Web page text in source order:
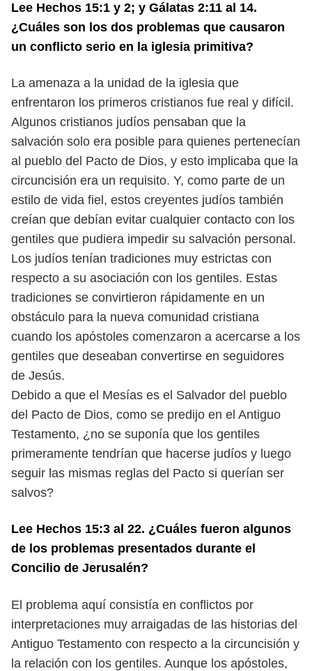
Lee Hechos 15:1 y 2; y Gálatas 2:11 al 14.
¿Cuáles son los dos problemas que causaron
un conflicto serio en la iglesia primitiva?
La amenaza a la unidad de la iglesia que
enfrentaron los primeros cristianos fue real y difícil.
Algunos cristianos judíos pensaban que la
salvación solo era posible para quienes pertenecían
al pueblo del Pacto de Dios, y esto implicaba que la
circuncisión era un requisito. Y, como parte de un
estilo de vida fiel, estos creyentes judíos también
creían que debían evitar cualquier contacto con los
gentiles que pudiera impedir su salvación personal.
Los judíos tenían tradiciones muy estrictas con
respecto a su asociación con los gentiles. Estas
tradiciones se convirtieron rápidamente en un
obstáculo para la nueva comunidad cristiana
cuando los apóstoles comenzaron a acercarse a los
gentiles que deseaban convertirse en seguidores
de Jesús.
Debido a que el Mesías es el Salvador del pueblo
del Pacto de Dios, como se predijo en el Antiguo
Testamento, ¿no se suponía que los gentiles
primeramente tendrían que hacerse judíos y luego
seguir las mismas reglas del Pacto si querían ser
salvos?
Lee Hechos 15:3 al 22. ¿Cuáles fueron algunos
de los problemas presentados durante el
Concilio de Jerusalén?
El problema aquí consistía en conflictos por
interpretaciones muy arraigadas de las historias del
Antiguo Testamento con respecto a la circuncisión y
la relación con los gentiles. Aunque los apóstoles,